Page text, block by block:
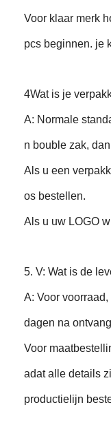
Voor klaar merk
pcs beginnen. je
4Wat is je
A: Normale
n bouble zak,
Als u een
os bestellen.
Als u uw LOGO
5. V: Wat is de
A: Voor
dagen na
Voor
adat alle details
productielijn